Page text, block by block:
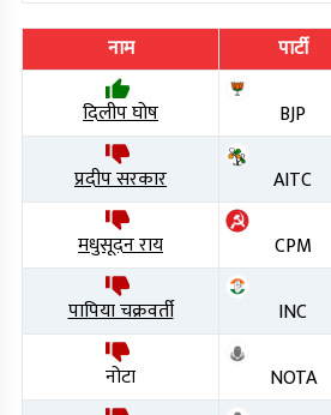
नाम पार्टी
दिलीप घोष
BJP
प्रदीप सरकार AITC
मधुसूदन राय CPM
पापिया चक्रवर्ती INC
नोटा NOTA